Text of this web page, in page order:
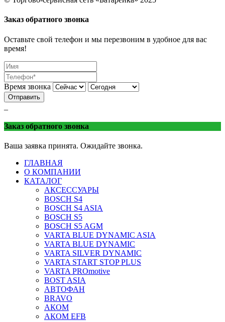
Заказ обратного звонка
Оставьте свой телефон и мы перезвоним в удобное для вас
время!
Время звонка
Отправить
Заказ обратного звонка
Ваша заявка принята. Ожидайте звонка.
ГЛАВНАЯ
О КОМПАНИИ
КАТАЛОГ
АКСЕССУАРЫ
BOSCH S4
BOSCH S4 ASIA
BOSCH S5
BOSCH S5 AGM
VARTA BLUE DYNAMIC ASIA
VARTA BLUE DYNAMIC
VARTA SILVER DYNAMIC
VARTA START STOP PLUS
VARTA PROmotive
BOST ASIA
АВТОФАН
BRAVO
АКОМ
АКОМ EFB